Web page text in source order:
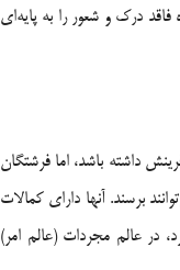
از آيات الهي است كه ماده فاقد درك و شعور را به پايه‌اي
داشته باشد، اما فرشتگان
و در نتيجه به كمال انساني نمي‌توانند برسند. آنها داراي كمالات
در عالم مجردات (عالم امر)